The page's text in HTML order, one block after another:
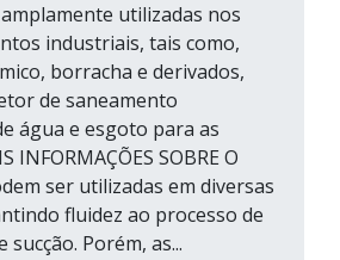
utilizadas nos
industriais, tais como,
borracha e derivados,
de saneamento
água e esgoto para as
INFORMAÇÕES SOBRE O
ser utilizadas em diversas
fluidez ao processo de
Porém, as...